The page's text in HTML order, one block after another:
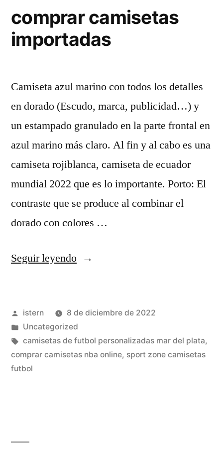
comprar camisetas
importadas
Camiseta azul marino con todos los detalles
en dorado (Escudo, marca, publicidad…) y
un estampado granulado en la parte frontal en
azul marino más claro. Al fin y al cabo es una
camiseta rojiblanca, camiseta de ecuador
mundial 2022 que es lo importante. Porto: El
contraste que se produce al combinar el
dorado con colores …
Seguir leyendo«comprar
Publicado
por
istern
8 de diciembre de 2022
Publicado
en
Uncategorized
Etiquetas:
camisetas de futbol personalizadas mar del plata,
comprar camisetas nba online, sport zone camisetas
futbol